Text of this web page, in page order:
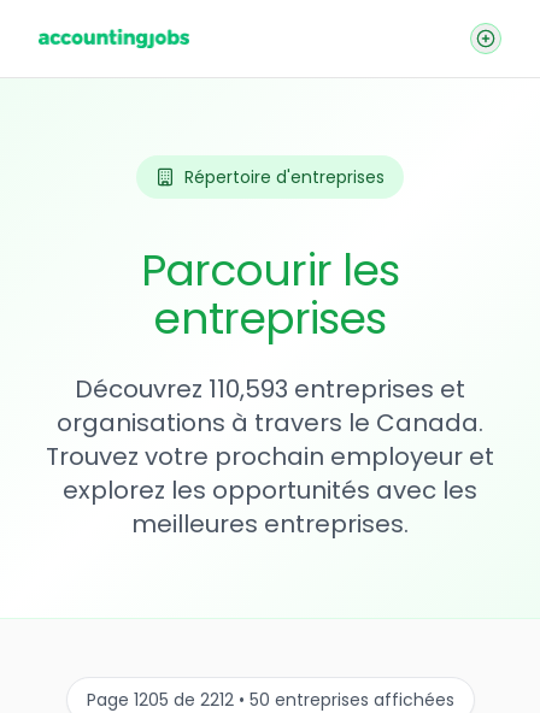
Répertoire d'entreprises
Parcourir les
entreprises
Découvrez 110,593 entreprises et
organisations à travers le Canada.
Trouvez votre prochain employeur et
explorez les opportunités avec les
meilleures entreprises.
Page 1205 de 2212 • 50 entreprises affichées